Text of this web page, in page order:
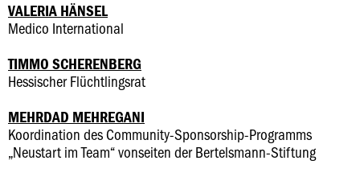
VALERIA HÄNSEL
Medico International
TIMMO SCHERENBERG
Hessischer Flüchtlingsrat
MEHRDAD MEHREGANI
Koordination des Community-Sponsorship-Programms
„Neustart im Team“ vonseiten der Bertelsmann-Stiftung